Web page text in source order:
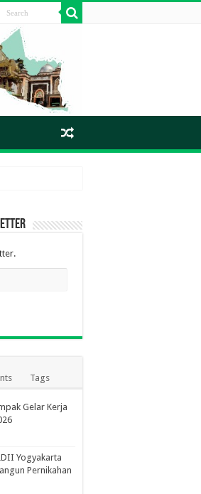
Tags
Gelar Kerja
Yogyakarta
Pernikahan